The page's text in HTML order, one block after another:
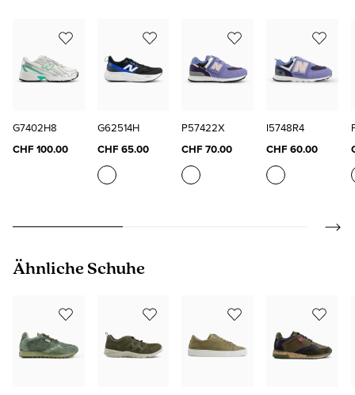
G7402H8
CHF 100.00
G62514H
CHF 65.00
P57422X
CHF 70.00
I5748R4
CHF 60.00
Produktgalerie überspringen
Ähnliche Schuhe